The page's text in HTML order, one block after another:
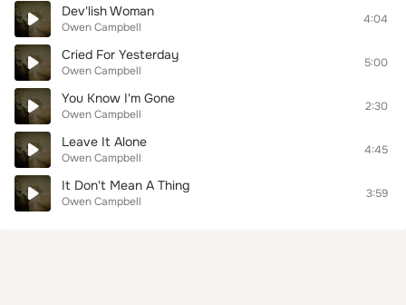
Dev'lish Woman
Owen Campbell
4:04
Cried For Yesterday
Owen Campbell
5:00
You Know I'm Gone
Owen Campbell
2:30
Leave It Alone
Owen Campbell
4:45
It Don't Mean A Thing
Owen Campbell
3:59